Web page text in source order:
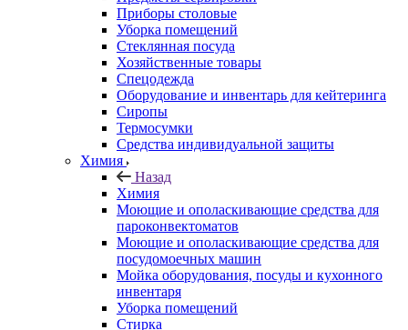
Приборы столовые
Уборка помещений
Стеклянная посуда
Хозяйственные товары
Спецодежда
Оборудование и инвентарь для кейтеринга
Сиропы
Термосумки
Средства индивидуальной защиты
Химия
Назад
Химия
Моющие и ополаскивающие средства для
пароконвектоматов
Моющие и ополаскивающие средства для
посудомоечных машин
Мойка оборудования, посуды и кухонного
инвентаря
Уборка помещений
Стирка